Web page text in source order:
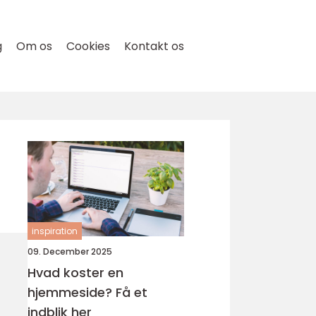
Om os Cookies Kontakt os
inspiration
09. December 2025
Hvad koster en
hjemmeside? Få et
indblik her